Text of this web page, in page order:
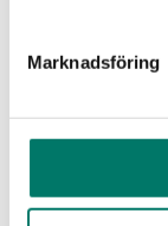
Marknadsföring